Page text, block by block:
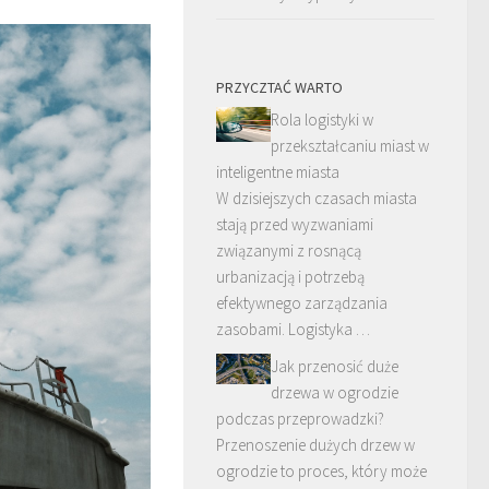
PRZYCZTAĆ WARTO
Rola logistyki w
przekształcaniu miast w
inteligentne miasta
W dzisiejszych czasach miasta
stają przed wyzwaniami
związanymi z rosnącą
urbanizacją i potrzebą
efektywnego zarządzania
zasobami. Logistyka …
Jak przenosić duże
drzewa w ogrodzie
podczas przeprowadzki?
Przenoszenie dużych drzew w
ogrodzie to proces, który może